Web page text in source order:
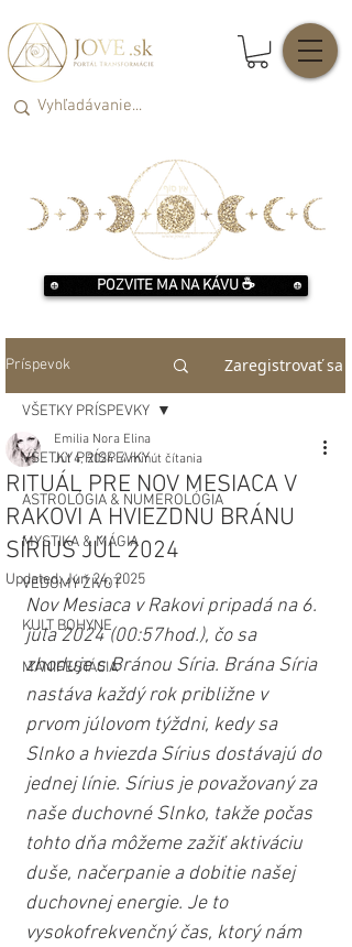
POZVITE MA NA KÁVU ☕️
Príspevok Zaregistrovať sa
VŠETKY PRÍSPEVKY
ASTROLÓGIA & NUMEROLÓGIA
MYSTIKA & MÁGIA
VEDOMÝ ŽIVOT
KULT BOHYNE
MANIFESTÁCIA
VŠETKY PRÍSPEVKY
RITUÁL PRE NOV MESIACA V
RAKOVI A HVIEZDNU BRÁNU
SÍRIUS JÚL 2024
Emilia Nora Elina
Jul 4, 2024 4 minút čítania
Updated:Jun 24, 2025
Nov Mesiaca v Rakovi pripadá na 6.
júla 2024 (00:57hod.), čo sa
zhoduje s Bránou Síria. Brána Síria
nastáva každý rok približne v
prvom júlovom týždni, kedy sa
Slnko a hviezda Sírius dostávajú do
jednej línie. Sírius je považovaný za
naše duchovné Slnko, takže počas
tohto dňa môžeme zažiť aktiváciu
duše, načerpanie a dobitie našej
duchovnej energie. Je to
vysokofrekvenčný čas, ktorý nám